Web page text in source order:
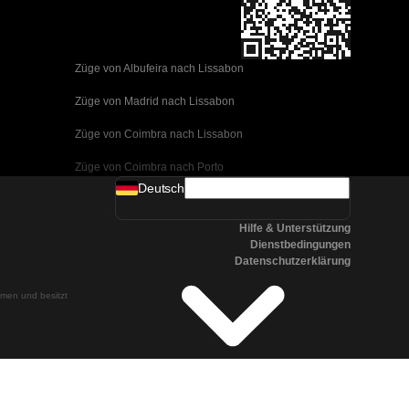
Züge von Albufeira nach Lissabon
Züge von Madrid nach Lissabon
Züge von Coimbra nach Lissabon
Züge von Coimbra nach Porto
Züge von Valencia nach Barcelona
Züge von Malaga nach Barcelona
Züge von Malaga nach Madrid
Züge von Cordoba nach Madrid
und besitzt
Deutsch
Hilfe & Unterstützung
Dienstbedingungen
Datenschutzerklärung